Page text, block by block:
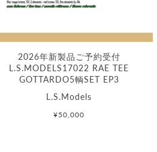
2026年新製品ご予約受付
L.S.MODELS17022 RAE TEE
GOTTARDO5輌SET EP3
L.S.Models
¥50,000